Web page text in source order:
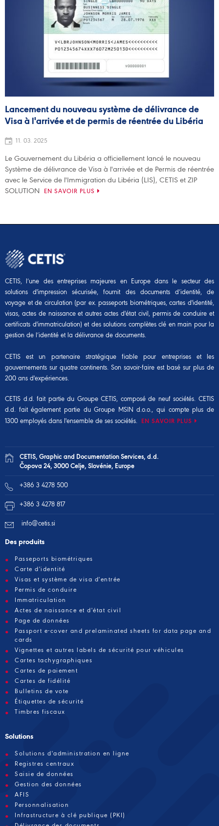
Lancement du nouveau système de délivrance de
Visa à l'arrivée et de permis de réentrée du Libéria
11. 03. 2025
Le Gouvernement du Libéria a officiellement lancé le nouveau
Système de délivrance de Visa à l'arrivée et de Permis de réentrée
avec le Service de l'Immigration du Libéria (LIS), CETIS et ZIP
SOLUTION
EN SAVOIR PLUS
CETIS, l’une des entreprises majeures en Europe dans le secteur des
solutions d'impression sécurisée, fournit des documents d’identité, de
voyage et de circulation (par ex. passeports biométriques, cartes d'identité,
visas, actes de naissance et autres actes d'état civil, permis de conduire et
certificats d'immatriculation) et des solutions complètes clé en main pour la
gestion de l’identité et la délivrance de documents.
CETIS est un partenaire stratégique fiable pour entreprises et les
gouvernements sur quatre continents. Son savoir-faire est basé sur plus de
200 ans d'expériences.
CETIS d.d. fait partie du Groupe CETIS, composé de neuf sociétés. CETIS
d.d. fait également partie duGroupe MSIN d.o.o. , qui compte plus de
1300 employés dans l'ensemble de ses sociétés. EN SAVOIR PLUS
CETIS, Graphic and Documentation Services, d.d.
Čopova 24, 3000 Celje, Slovénie, Europe
+386 3 4278 500
+386 3 4278 817
info@cetis.si
Des produits
Passeports biométriques
Carte d'identité
Visas et système de visa d'entrée
Permis de conduire
Immatriculation
Actes de naissance et d'état civil
Page de données
Passport e-cover and prelaminated sheets for data page and
cards
Vignettes et autres labels de sécurité pour véhicules
Cartes tachygraphiques
Cartes de paiement
Cartes de fidélité
Bulletins de vote
Étiquettes de sécurité
Timbres fiscaux
Solutions
Solutions d'administration en ligne
Registres centraux
Saisie de données
Gestion des données
AFIS
Personnalisation
Infrastructure à clé publique (PKI)